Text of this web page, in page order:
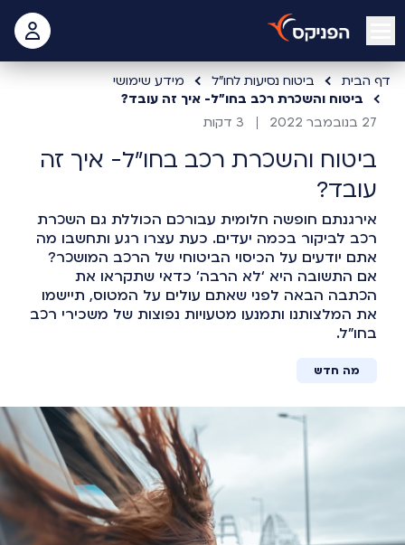
open mobile menu
דף הבית ביטוח נסיעות לחו"ל
מידע שימושי
ביטוח והשכרת רכב בחו"ל- איך זה עובד?
27 בנובמבר 2022
3 דקות
ביטוח והשכרת רכב בחו"ל- איך זה
עובד?
אירגנתם חופשה חלומית עבורכם הכוללת גם השכרת
רכב לביקור בכמה יעדים. כעת עצרו רגע ותחשבו מה
אתם יודעים על הכיסוי הביטוחי של הרכב המושכר?
אם התשובה היא ‘לא הרבה’ כדאי שתקראו את
הכתבה הבאה לפני שאתם עולים על המטוס, תיישמו
את המלצותנו ותמנעו מטעויות נפוצות של משכירי רכב
בחו”ל.
מה חדש